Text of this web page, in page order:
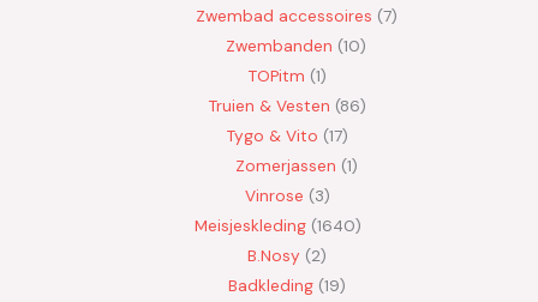
Zwembad accessoires 7
Zwembanden 10
TOPitm 1
Truien & Vesten 86
Tygo & Vito 17
Zomerjassen 1
Vinrose 3
Meisjeskleding 1640
B.Nosy
2
Badkleding 19